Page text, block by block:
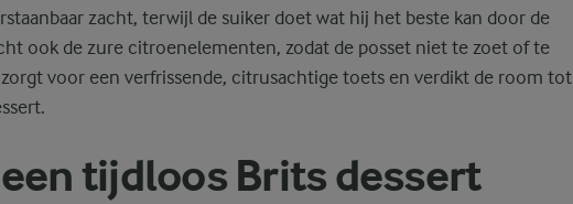
zacht, terwijl de suiker doet wat hij het beste kan door de
ook de zure citroenelementen, zodat de posset niet te zoet of te
voor een verfrissende, citrusachtige toets en verdikt de room tot
tijdloos Brits dessert